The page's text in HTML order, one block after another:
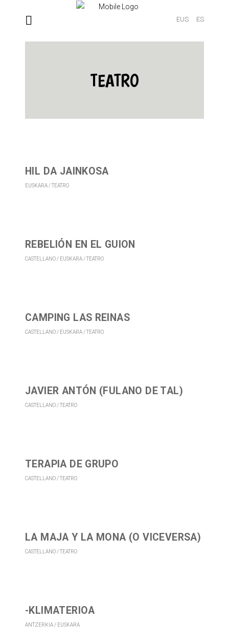
EUS ES
TEATRO
HIL DA JAINKOSA
EUSKARA TEATRO
REBELIÓN EN EL GUION
CASTELLANO EUSKARA TEATRO
CAMPING LAS REINAS
CASTELLANO EUSKARA TEATRO
JAVIER ANTÓN (FULANO DE TAL)
CASTELLANO TEATRO
TERAPIA DE GRUPO
CASTELLANO TEATRO
LA MAJA Y LA MONA (O VICEVERSA)
CASTELLANO TEATRO
-KLIMATERIOA
ANTZERKIA EUSKARA